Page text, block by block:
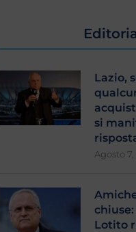
Lazio,
si
Agosto 7,
Lotito